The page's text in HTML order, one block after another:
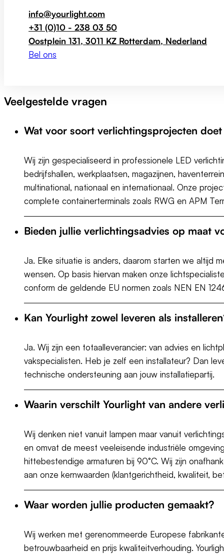
info@yourlight.com
+31 (0)10 - 238 03 50
Oostplein 131, 3011 KZ Rotterdam, Nederland
Bel ons
Veelgestelde vragen
Wat voor soort verlichtingsprojecten
Wij zijn gespecialiseerd in professionele LED
bedrijfshallen, werkplaatsen, magazijnen,
multinational, nationaal en internationaal. Onze
complete containerterminals zoals RWG en APM
Bieden jullie verlichtingsadvies op maat
Ja. Elke situatie is anders, daarom starten we altijd
wensen. Op basis hiervan maken onze
conform de geldende EU normen zoals NEN EN
Kan Yourlight zowel leveren als
Ja. Wij zijn een totaalleverancier: van advies en
vakspecialisten. Heb je zelf een installateur? Dan
technische ondersteuning aan jouw installatiepartij.
Waarin verschilt Yourlight van andere
Wij denken niet vanuit lampen maar vanuit
en omvat de meest veeleisende industriële
hittebestendige armaturen bij 90°C. Wij zijn
aan onze kernwaarden (klantgerichtheid, kwaliteit,
Waar worden jullie producten gemaakt?
Wij werken met gerenommeerde Europese
betrouwbaarheid en prijs kwaliteitverhouding.